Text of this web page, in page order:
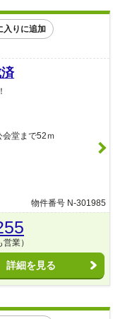
入りに追加
会堂まで52ｍ
物件番号 N-301985
業）
詳細を見る